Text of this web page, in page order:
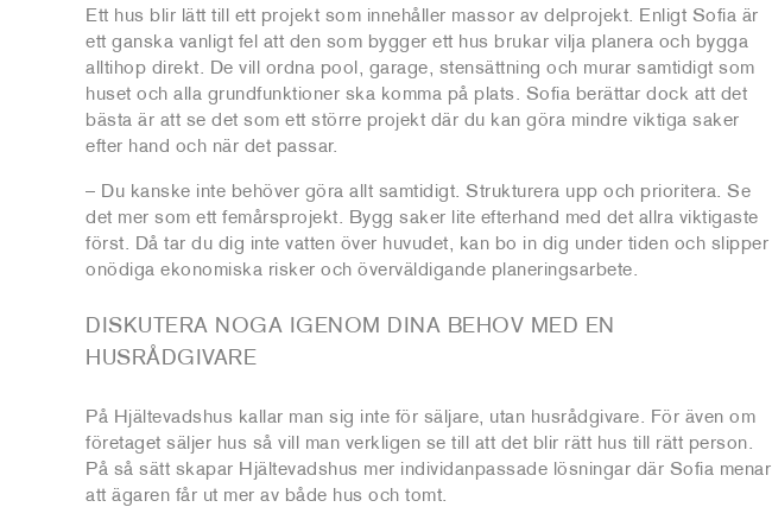
Ett hus blir lätt till ett projekt som innehåller massor av delprojekt. Enligt Sofia är
ett ganska vanligt fel att den som bygger ett hus brukar vilja planera och bygga
alltihop direkt. De vill ordna pool, garage, stensättning och murar samtidigt som
huset och alla grundfunktioner ska komma på plats. Sofia berättar dock att det
bästa är att se det som ett större projekt där du kan göra mindre viktiga saker
efter hand och när det passar.
– Du kanske inte behöver göra allt samtidigt. Strukturera upp och prioritera. Se
det mer som ett femårsprojekt. Bygg saker lite efterhand med det allra viktigaste
först. Då tar du dig inte vatten över huvudet, kan bo in dig under tiden och slipper
onödiga ekonomiska risker och överväldigande planeringsarbete.
DISKUTERA NOGA IGENOM DINA BEHOV MED EN
HUSRÅDGIVARE
På Hjältevadshus kallar man sig inte för säljare, utan husrådgivare. För även om
företaget säljer hus så vill man verkligen se till att det blir rätt hus till rätt person.
På så sätt skapar Hjältevadshus mer individanpassade lösningar där Sofia menar
att ägaren får ut mer av både hus och tomt.